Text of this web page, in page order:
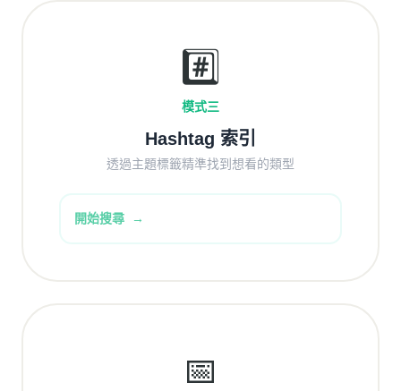
#️⃣
模式三
Hashtag 索引
透過主題標籤精準找到想看的類型
開始搜尋
📅